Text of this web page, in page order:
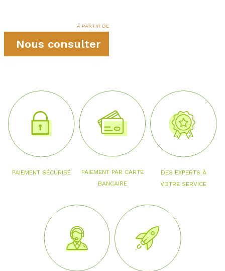
À PARTIR DE
Nous consulter
PAIEMENT SÉCURISÉ
PAIEMENT PAR CARTE
BANCAIRE
DES EXPERTS À
VOTRE SERVICE